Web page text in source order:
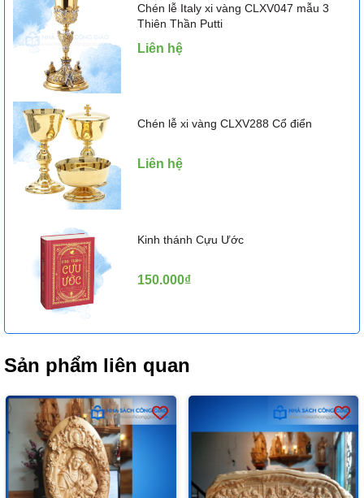
Chén lễ Italy xi vàng CLXV047 mẫu 3
Thiên Thần Putti
Liên hệ
Chén lễ xi vàng CLXV288 Cổ điển
Liên hệ
Kinh thánh Cựu Ước
150.000₫
Sản phẩm liên quan